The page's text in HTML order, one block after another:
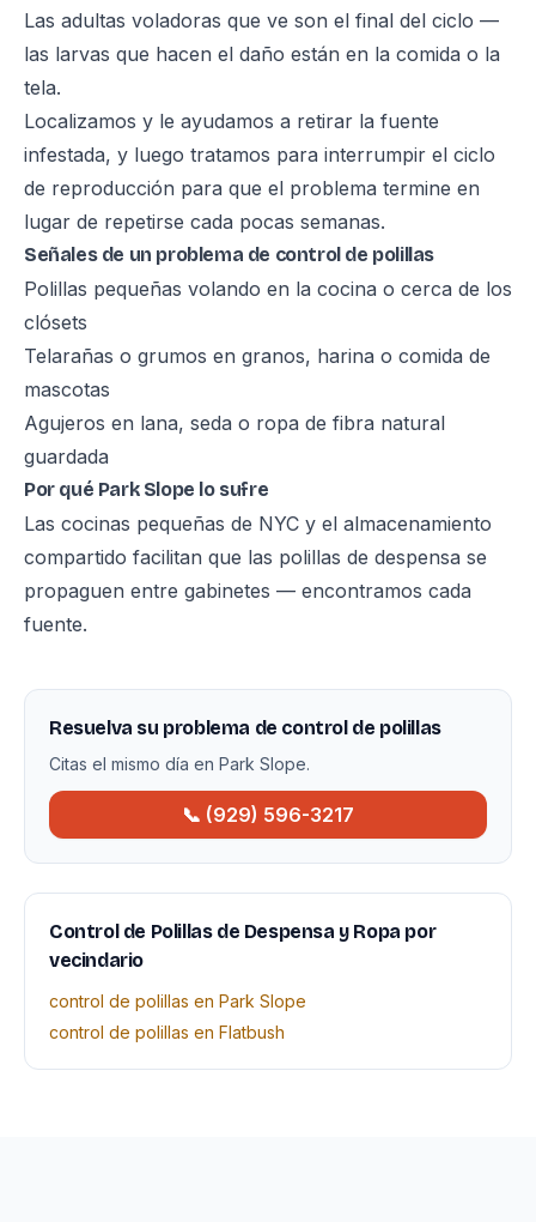
Las adultas voladoras que ve son el final del ciclo —
las larvas que hacen el daño están en la comida o la
tela.
Localizamos y le ayudamos a retirar la fuente
infestada, y luego tratamos para interrumpir el ciclo
de reproducción para que el problema termine en
lugar de repetirse cada pocas semanas.
Señales de un problema de control de polillas
Polillas pequeñas volando en la cocina o cerca de los
clósets
Telarañas o grumos en granos, harina o comida de
mascotas
Agujeros en lana, seda o ropa de fibra natural
guardada
Por qué Park Slope lo sufre
Las cocinas pequeñas de NYC y el almacenamiento
compartido facilitan que las polillas de despensa se
propaguen entre gabinetes — encontramos cada
fuente.
Resuelva su problema de control de polillas
Citas el mismo día en Park Slope.
📞 (929) 596-3217
Control de Polillas de Despensa y Ropa por
vecindario
control de polillas en Park Slope
control de polillas en Flatbush